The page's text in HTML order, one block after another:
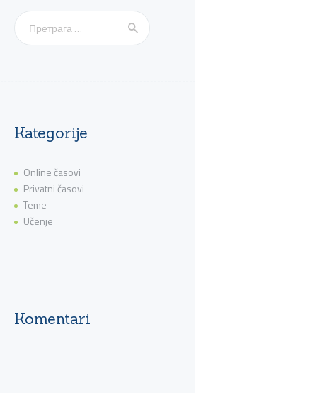
Претрага
за:
Kategorije
Online časovi
Privatni časovi
Teme
Učenje
Komentari